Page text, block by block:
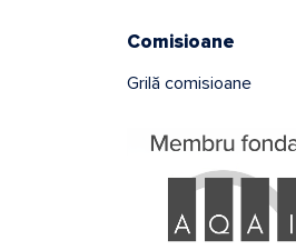
Comisioane
Grilă comisioane